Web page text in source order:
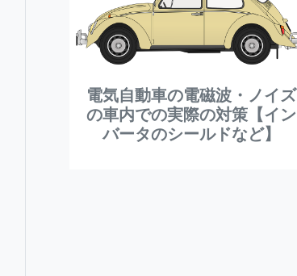
電気自動車の電磁波・ノイズ
の車内での実際の対策【イン
バータのシールドなど】